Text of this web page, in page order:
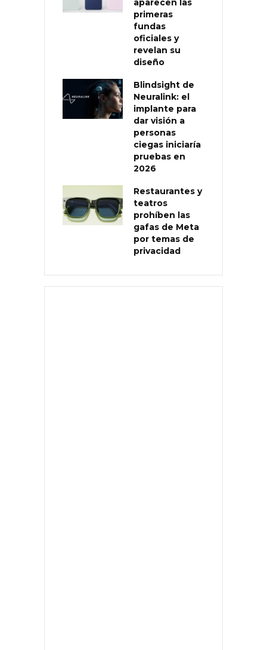
aparecen las
primeras
fundas
oficiales y
revelan su
diseño
Blindsight de
Neuralink: el
implante para
dar visión a
personas
ciegas iniciaría
pruebas en
2026
Restaurantes y
teatros
prohíben las
gafas de Meta
por temas de
privacidad